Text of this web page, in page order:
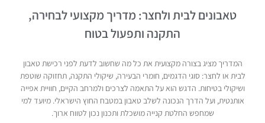
טאבונים לבית ולחצר: מדריך מקצועי לבחירה,
התקנה ותפעול בטוח
המדריך מציג בצורה מקצועית את כל מה שחשוב לדעת לפני רכישת טאבון
לבית או לחצר: סוגי הדגמים, חומרי הבעירה, שיקולי התקנה, תחזוקה שוטפת
ושיקולי בטיחות. הדגש הוא על התאמה לצרכים ולמרחב הקיים, חוויית אפייה
אותנטית, ועל הדרך הנכונה לשלב טאבון במטבח החוץ הישראלי. מיועד למי
שמחפש החלטת קנייה מושכלת ותכנון נכון לטווח ארוך.